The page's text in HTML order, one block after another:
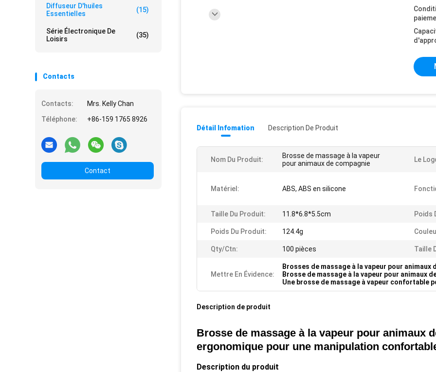
Diffuseur D'huiles
Essentielles
(15)
Série Électronique De
Loisirs
(35)
Contacts
Contacts:
Mrs. Kelly Chan
Téléphone:
+86-159 1765 8926
Contact
Détail Infomation Description De Produit
Nom Du Produit:
Brosse de massage à la vapeur
pour animaux de compagnie
Le
Matériel: ABS, ABS en silicone
Taille Du Produit: 11.8*6.8*5.5cm Poids
Poids Du Produit: 124.4g
Qty/Ctn: 100 pièces Taille
Mettre En Évidence:
Brosses de massage à la vapeur pour animaux
Brosse de massage à la vapeur pour animaux
Une brosse de massage à vapeur confortable
Description de produit
Brosse de massage à la vapeur pour animaux
ergonomique pour une manipulation
Description du produit